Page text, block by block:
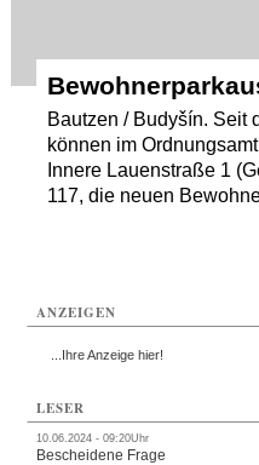
Bautzen / Budyšín. Seit
können im
Innere Lauenstraße 1
117, die neuen
ANZEIGEN
...Ihre Anzeige hier!
LESER
10.06.2024 - 09:20Uhr
Bescheidene Frage